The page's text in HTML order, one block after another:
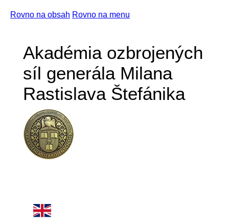
Rovno na obsah Rovno na menu
Akadémia ozbrojených
síl generála Milana
Rastislava Štefánika